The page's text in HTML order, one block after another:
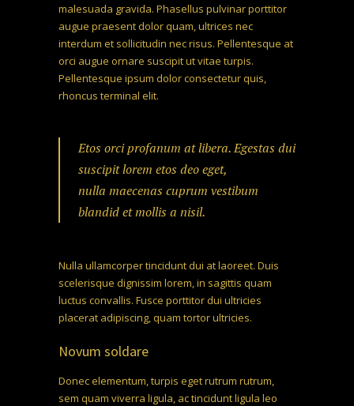
malesuada gravida. Phasellus pulvinar porttitor
augue praesent dolor quam, ultrices nec
interdum et sollicitudin nec risus. Pellentesque at
orci augue ornare suscipit ut vitae turpis.
Pellentesque ipsum dolor consectetur quis,
rhoncus terminal elit.
Etos orci profanum at libera. Egestas dui
suscipit lorem etos deo eget,
nulla maecenas cuprum vestibum
blandid et mollis a nisil.
Nulla ullamcorper tincidunt dui at laoreet. Duis
scelerisque dignissim lorem, in sagittis quam
luctus convallis. Fusce porttitor dui ultricies
placerat adipiscing, quam tortor ultricies.
Novum soldare
Donec elementum, turpis eget rutrum rutrum,
sem quam viverra ligula, ac tincidunt ligula leo